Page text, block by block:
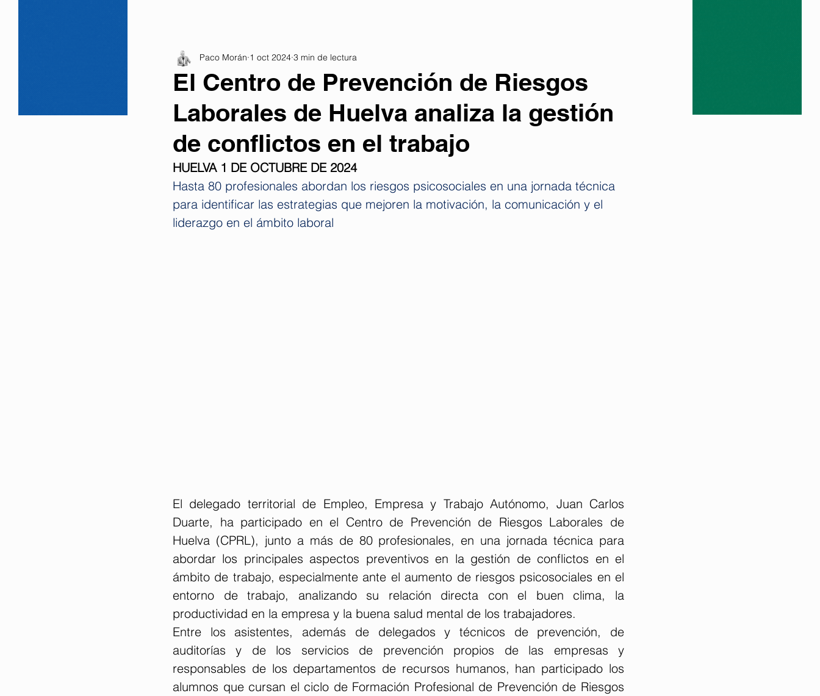
El Centro de Prevención de Riesgos
Laborales de Huelva analiza la gestión
de conflictos en el trabajo
Paco Morán 1 oct 2024 3 min de lectura
HUELVA 1 DE OCTUBRE DE 2024
Hasta 80 profesionales abordan los riesgos psicosociales en una jornada técnica
para identificar las estrategias que mejoren la motivación, la comunicación y el
liderazgo en el ámbito laboral
El delegado territorial de Empleo, Empresa y Trabajo Autónomo, Juan Carlos
Duarte, ha participado en el Centro de Prevención de Riesgos Laborales de
Huelva (CPRL), junto a más de 80 profesionales, en una jornada técnica para
abordar los principales aspectos preventivos en la gestión de conflictos en el
ámbito de trabajo, especialmente ante el aumento de riesgos psicosociales en el
entorno de trabajo, analizando su relación directa con el buen clima, la
productividad en la empresa y la buena salud mental de los trabajadores.
Entre los asistentes, además de delegados y técnicos de prevención, de
auditorías y de los servicios de prevención propios de las empresas y
responsables de los departamentos de recursos humanos, han participado los
alumnos que cursan el ciclo de Formación Profesional de Prevención de Riesgos